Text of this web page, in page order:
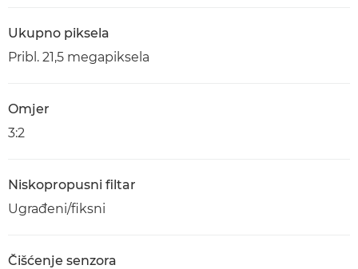
Ukupno piksela
Pribl. 21,5 megapiksela
Omjer
3:2
Niskopropusni filtar
Ugrađeni/fiksni
Čišćenje senzora